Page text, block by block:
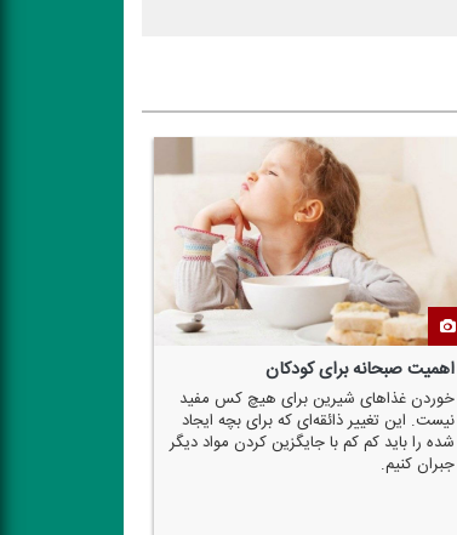
كاهش ۳ كیلویی وزن با رژیم فستینگ در
متخصص تغذیه و رژیم درمانی گفت: رژیم
یا روزه داری برای افرادی كه دو الی
اضافه دارند، در یك بازده زمانی -